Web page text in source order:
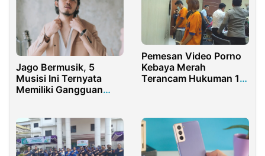
Jago Bermusik, 5
Musisi Ini Ternyata
Memiliki Gangguan
Pemesan Video Porno
Kebaya Merah
Terancam Hukuman 15